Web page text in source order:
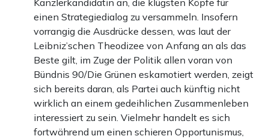
Kanzlerkandidatin an, die klügsten Köpfe für
einen Strategiedialog zu versammeln. Insofern
vorrangig die Ausdrücke dessen, was laut der
Leibniz’schen Theodizee von Anfang an als das
Beste gilt, im Zuge der Politik allen voran von
Bündnis 90/Die Grünen eskamotiert werden, zeigt
sich bereits daran, als Partei auch künftig nicht
wirklich an einem gedeihlichen Zusammenleben
interessiert zu sein. Vielmehr handelt es sich
fortwährend um einen schieren Opportunismus,